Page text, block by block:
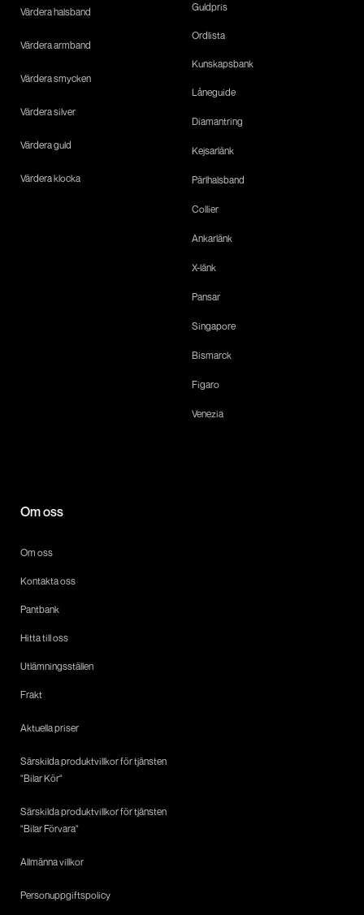
Värdera halsband
Värdera armband
Värdera smycken
Värdera silver
Värdera guld
Värdera klocka
Guldpris
Ordlista
Kunskapsbank
Låneguide
Diamantring
Kejsarlänk
Pärlhalsband
Collier
Ankarlänk
X-länk
Pansar
Singapore
Bismarck
Figaro
Venezia
Om oss
Om oss
Kontakta oss
Pantbank
Hitta till oss
Utlämningsställen
Frakt
Aktuella priser
Särskilda produktvillkor för tjänsten
"Bilar Kör"
Särskilda produktvillkor för tjänsten
"Bilar Förvara"
Allmänna villkor
Personuppgiftspolicy